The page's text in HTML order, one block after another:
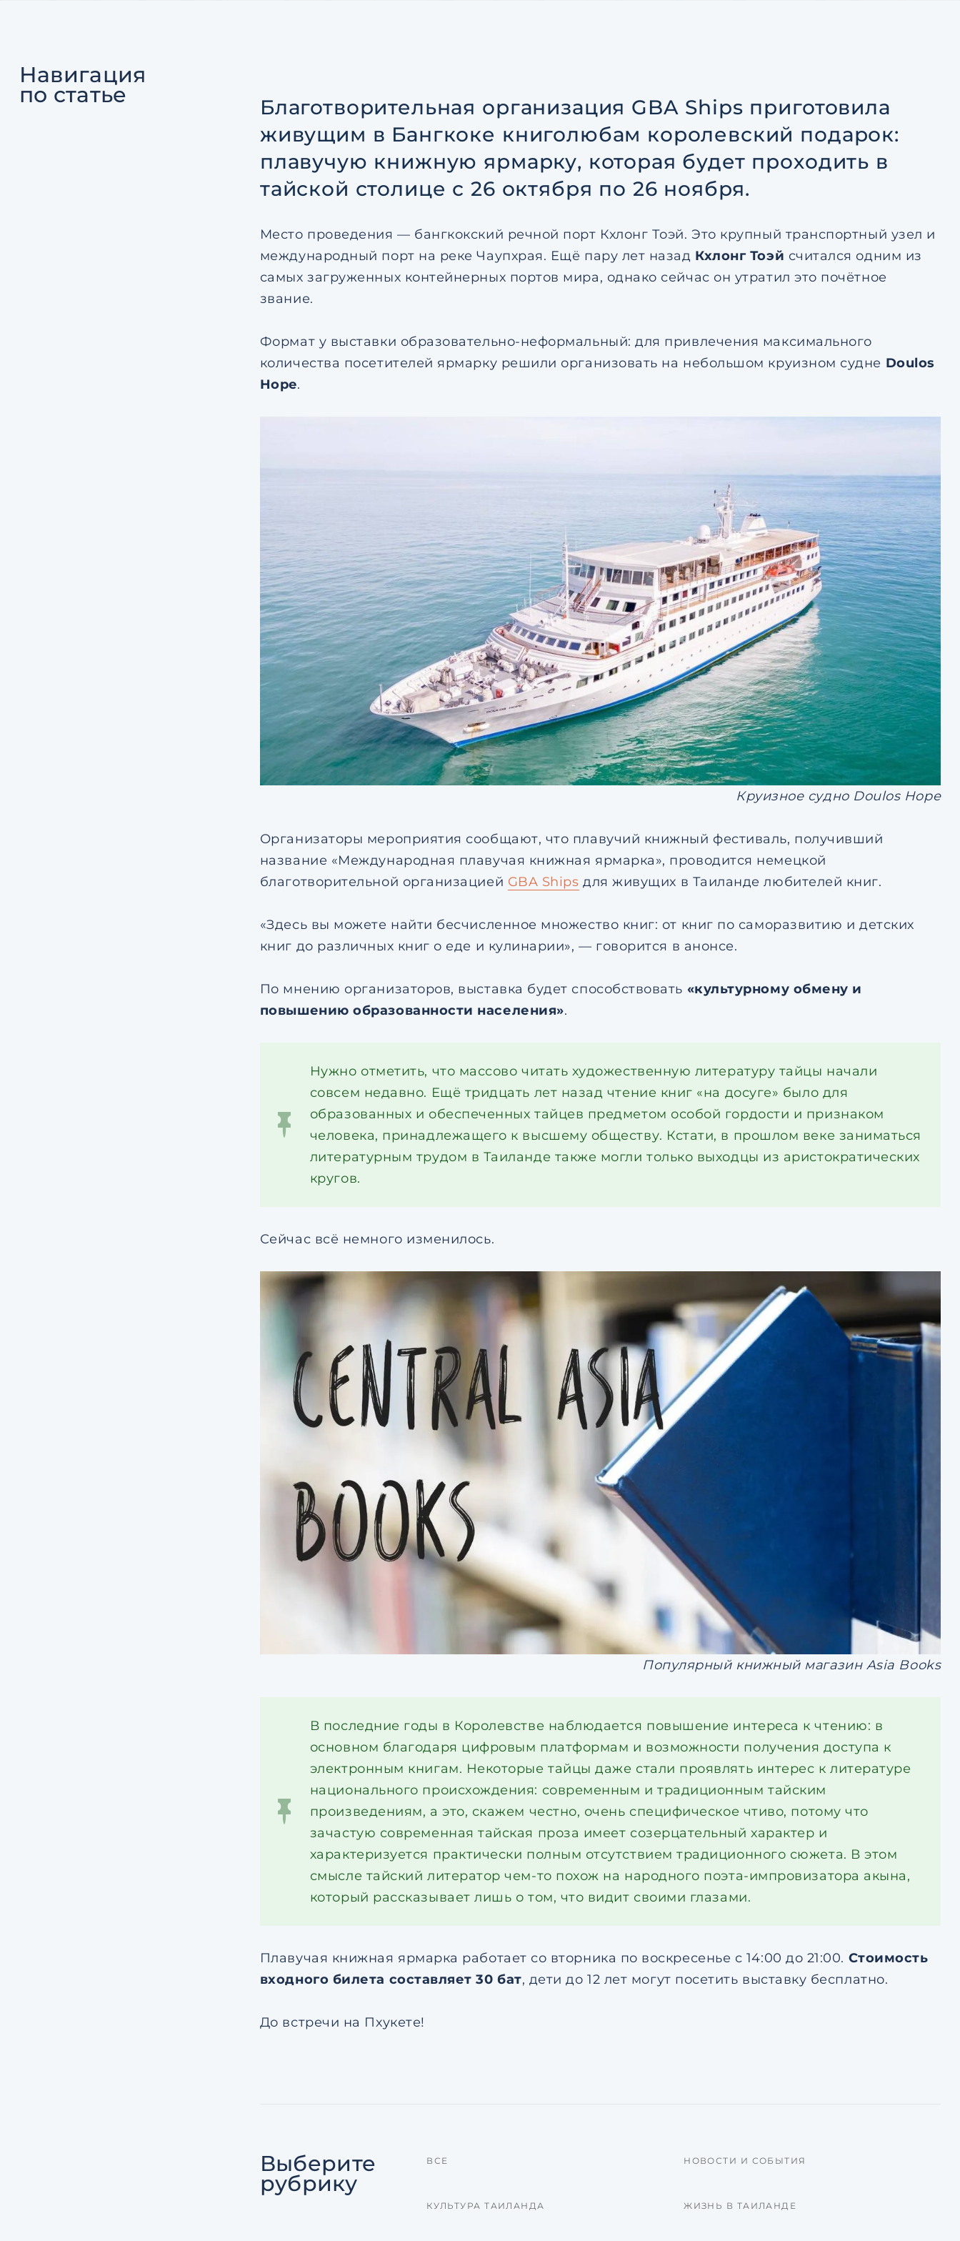
Навигация
по статье
Благотворительная организация GBA Ships приготовила
живущим в Бангкоке книголюбам королевский подарок:
плавучую книжную ярмарку, которая будет проходить в
тайской столице с 26 октября по 26 ноября.
Место проведения — бангкокский речной порт Кхлонг Тоэй. Это крупный транспортный узел и
международный порт на реке Чаупхрая. Ещё пару лет назад Кхлонг Тоэй считался одним из
самых загруженных контейнерных портов мира, однако сейчас он утратил это почётное
звание.
Формат у выставки образовательно-неформальный: для привлечения максимального
количества посетителей ярмарку решили организовать на небольшом круизном судне Doulos
Hope.
Круизное судно Doulos Hope
Организаторы мероприятия сообщают, что плавучий книжный фестиваль, получивший
название «Международная плавучая книжная ярмарка», проводится немецкой
благотворительной организацией GBA Ships для живущих в Таиланде любителей книг.
«Здесь вы можете найти бесчисленное множество книг: от книг по саморазвитию и детских
книг до различных книг о еде и кулинарии», — говорится в анонсе.
По мнению организаторов, выставка будет способствовать «культурному обмену и
повышению образованности населения».
Нужно отметить, что массово читать художественную литературу тайцы начали
совсем недавно. Ещё тридцать лет назад чтение книг «на досуге» было для
образованных и обеспеченных тайцев предметом особой гордости и признаком
человека, принадлежащего к высшему обществу. Кстати, в прошлом веке заниматься
литературным трудом в Таиланде также могли только выходцы из аристократических
кругов.
Сейчас всё немного изменилось.
Популярный книжный магазин Asia Books
В последние годы в Королевстве наблюдается повышение интереса к чтению: в
основном благодаря цифровым платформам и возможности получения доступа к
электронным книгам. Некоторые тайцы даже стали проявлять интерес к литературе
национального происхождения: современным и традиционным тайским
произведениям, а это, скажем честно, очень специфическое чтиво, потому что
зачастую современная тайская проза имеет созерцательный характер и
характеризуется практически полным отсутствием традиционного сюжета. В этом
смысле тайский литератор чем-то похож на народного поэта-импровизатора акына,
который рассказывает лишь о том, что видит своими глазами.
Плавучая книжная ярмарка работает со вторника по воскресенье с 14:00 до 21:00. Стоимость
входного билета составляет 30 бат, дети до 12 лет могут посетить выставку бесплатно.
До встречи на Пхукете!
Выберите
рубрику
ВСЕ
КУЛЬТУРА ТАИЛАНДА
НОВОСТИ И СОБЫТИЯ
ЖИЗНЬ В ТАИЛАНДЕ